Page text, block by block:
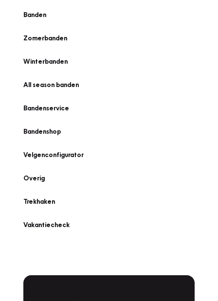
Banden
Zomerbanden
Winterbanden
All season banden
Bandenservice
Bandenshop
Velgenconfigurator
Overig
Trekhaken
Vakantiecheck